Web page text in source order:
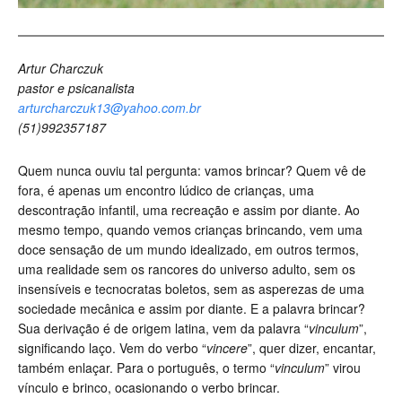
Artur Charczuk
pastor e psicanalista
arturcharczuk13@yahoo.com.br
(51)992357187
Quem nunca ouviu tal pergunta: vamos brincar? Quem vê de
fora, é apenas um encontro lúdico de crianças, uma
descontração infantil, uma recreação e assim por diante. Ao
mesmo tempo, quando vemos crianças brincando, vem uma
doce sensação de um mundo idealizado, em outros termos,
uma realidade sem os rancores do universo adulto, sem os
insensíveis e tecnocratas boletos, sem as asperezas de uma
sociedade mecânica e assim por diante. E a palavra brincar?
Sua derivação é de origem latina, vem da palavra “vinculum”,
significando laço. Vem do verbo “vincere”, quer dizer, encantar,
também enlaçar. Para o português, o termo “vinculum” virou
vínculo e brinco, ocasionando o verbo brincar.